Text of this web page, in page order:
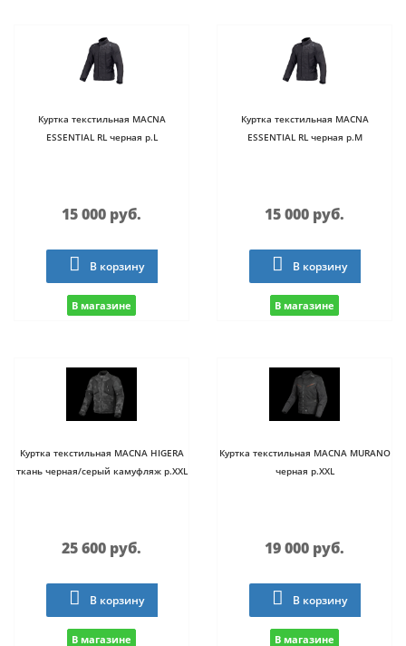
Куртка текстильная MACNA
ESSENTIAL RL черная р.L
15 000 руб.
В корзину
В магазине
Куртка текстильная MACNA
ESSENTIAL RL черная р.M
15 000 руб.
В корзину
В магазине
Куртка текстильная MACNA HIGERA
ткань черная/серый камуфляж р.XXL
25 600 руб.
В корзину
В магазине
Куртка текстильная MACNA MURANO
черная р.XXL
19 000 руб.
В корзину
В магазине